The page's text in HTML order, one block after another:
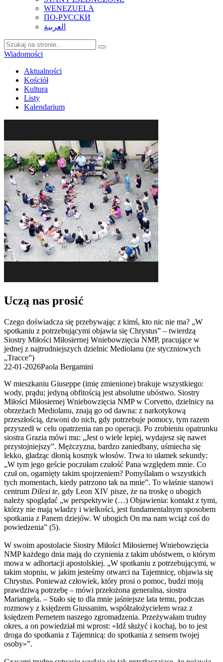
WENEZUELA
ПО-РУССКИ
العربية
Wiadomości
Aktualności
Kościół
Kultura
Listy
Kalendarium
Uczą nas prosić
Czego doświadcza się przebywając z kimś, kto nic nie ma? „W
spotkaniu z potrzebującymi objawia się Chrystus” – twierdzą
Siostry Miłości Miłosiernej Wniebowzięcia NMP, pracujące w
jednej z najtrudniejszych dzielnic Mediolanu (ze styczniowych
„Tracce”)
22-01-2026Paola Bergamini
W mieszkaniu Giuseppe (imię zmienione) brakuje wszystkiego:
wody, prądu; jedyną obfitością jest absolutne ubóstwo. Siostry
Miłości Miłosiernej Wniebowzięcia NMP w Corvetto, dzielnicy na
obrzeżach Mediolanu, znają go od dawna: z narkotykową
przeszłością, dzwoni do nich, gdy potrzebuje pomocy, tym razem
przyszedł w celu opatrzenia ran po operacji. Po zrobieniu opatrunku
siostra Grazia mówi mu: „Jest o wiele lepiej, wydajesz się nawet
przystojniejszy”. Mężczyzna, bardzo zaniedbany, uśmiecha się
lekko, gładząc dłonią kosmyk włosów. Trwa to ułamek sekundy:
„W tym jego geście poczułam czułość Pana względem mnie. Co
czuł on, ogarnięty takim spojrzeniem? Pomyślałam o wszystkich
tych momentach, kiedy patrzono tak na mnie”. To właśnie stanowi
centrum Dilexi te, gdy Leon XIV pisze, że na troskę o ubogich
należy spoglądać „w perspektywie (…) Objawienia: kontakt z tymi,
którzy nie mają władzy i wielkości, jest fundamentalnym sposobem
spotkania z Panem dziejów. W ubogich On ma nam wciąż coś do
powiedzenia” (5).
W swoim apostolacie Siostry Miłości Miłosiernej Wniebowzięcia
NMP każdego dnia mają do czynienia z takim ubóstwem, o którym
mowa w adhortacji apostolskiej. „W spotkaniu z potrzebującymi, w
takim stopniu, w jakim jesteśmy otwarci na Tajemnicę, objawia się
Chrystus. Ponieważ człowiek, który prosi o pomoc, budzi moją
prawdziwą potrzebę – mówi przełożona generalna, siostra
Mariangela. – Stało się to dla mnie jaśniejsze lata temu, podczas
rozmowy z księdzem Giussanim, współzałożycielem wraz z
księdzem Pernetem naszego zgromadzenia. Przeżywałam trudny
okres, a on powiedział mi wprost: «Idź służyć i kochaj, bo to jest
droga do spotkania z Tajemnicą: do spotkania z sensem twojej
osoby»”.